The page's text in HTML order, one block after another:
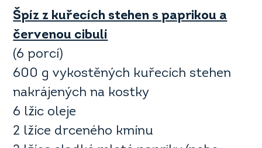
Špíz z kuřecích stehen s paprikou a
červenou cibulí
(6 porcí)
600 g vykostěných kuřecích stehen
nakrájených na kostky
6 lžic oleje
2 lžíce drceného kmínu